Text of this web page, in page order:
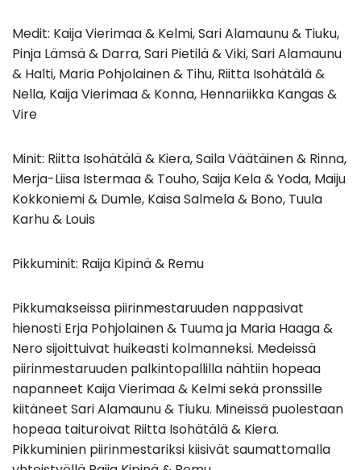
Medit: Kaija Vierimaa & Kelmi, Sari Alamaunu & Tiuku,
Pinja Lämsä & Darra, Sari Pietilä & Viki, Sari Alamaunu
& Halti, Maria Pohjolainen & Tihu, Riitta Isohätälä &
Nella, Kaija Vierimaa & Konna, Hennariikka Kangas &
Vire
Minit: Riitta Isohätälä & Kiera, Saila Väätäinen & Rinna,
Merja-Liisa Istermaa & Touho, Saija Kela & Yoda, Maiju
Kokkoniemi & Dumle, Kaisa Salmela & Bono, Tuula
Karhu & Louis
Pikkuminit: Raija Kipinä & Remu
Pikkumakseissa piirinmestaruuden nappasivat
hienosti Erja Pohjolainen & Tuuma ja Maria Haaga &
Nero sijoittuivat huikeasti kolmanneksi. Medeissä
piirinmestaruuden palkintopallilla nähtiin hopeaa
napanneet Kaija Vierimaa & Kelmi sekä pronssille
kiitäneet Sari Alamaunu & Tiuku. Mineissä puolestaan
hopeaa taituroivat Riitta Isohätälä & Kiera.
Pikkuminien piirinmestariksi kiisivät saumattomalla